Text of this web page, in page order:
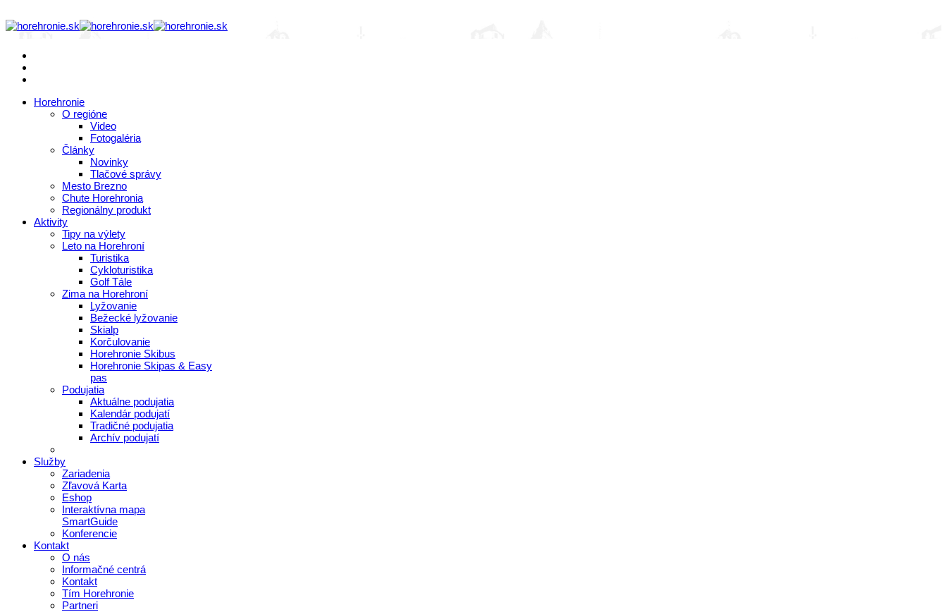
Horehronie
O regióne
Video
Fotogaléria
Články
Novinky
Tlačové správy
Mesto Brezno
Chute Horehronia
Regionálny produkt
Aktivity
Tipy na výlety
Leto na Horehroní
Turistika
Cykloturistika
Golf Tále
Zima na Horehroní
Lyžovanie
Bežecké lyžovanie
Skialp
Korčulovanie
Horehronie Skibus
Horehronie Skipas & Easy
pas
Podujatia
Aktuálne podujatia
Kalendár podujatí
Tradičné podujatia
Archív podujatí
Služby
Zariadenia
Zľavová Karta
Eshop
Interaktívna mapa
SmartGuide
Konferencie
Kontakt
O nás
Informačné centrá
Kontakt
Tím Horehronie
Partneri